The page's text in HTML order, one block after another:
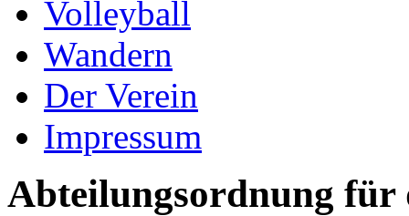
Volleyball
Wandern
Der Verein
Impressum
Abteilungsordnung für